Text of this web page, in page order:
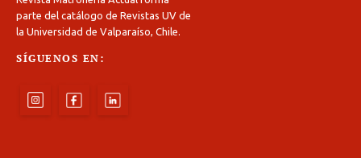
parte del catálogo de Revistas UV de
la Universidad de Valparaíso, Chile.
SÍGUENOS EN: